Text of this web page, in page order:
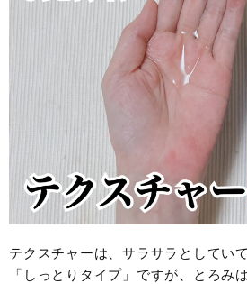
テクスチャーは、サラサラとしてい
「しっとりタイプ」ですが、とろみ